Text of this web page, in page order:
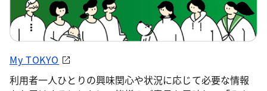
My TOKYO
利用者一人ひとりの興味関心や状況に応じて必要な情報